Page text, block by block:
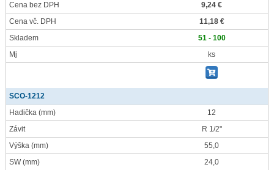
Cena bez DPH
9,24 €
Cena vč. DPH
11,18 €
Skladem
51 - 100
Mj
ks
SCO-1212
Hadička (mm)
12
Závit
R 1/2"
Výška (mm)
55,0
SW(mm) 24,0